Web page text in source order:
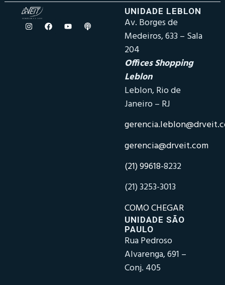
UNIDADE LEBLON
Av. Borges de
Medeiros, 633 – Sala
204
Offices Shopping
Leblon
Leblon, Rio de
Janeiro – RJ
gerencia@drveit.com
(21) 99618-8232
(21) 3253-3013
COMO CHEGAR
UNIDADE SÃO
PAULO
Rua Pedroso
Alvarenga, 691 –
Conj. 405